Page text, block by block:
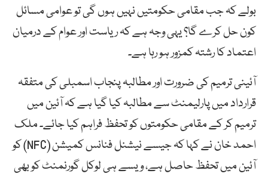
بولے کہ جب مقامی حکومتیں نہیں ہوں گی تو عوامی مسائل
کون حل کرے گا؟ یہی وجہ ہے کہ ریاست اور عوام کے درمیان
اعتماد کا رشتہ کمزور ہو رہا ہے۔
آئینی ترمیم کی ضرورت اور مطالبہ پنجاب اسمبلی کی متفقہ
قرارداد میں پارلیمنٹ سے مطالبہ کیا گیا ہے کہ آئین میں
ترمیم کر کے مقامی حکومتوں کو تحفظ فراہم کیا جائے۔ ملک
احمد خان نے کہا کہ جیسے نیشنل فنانس کمیشن (NFC) کو
آئین میں تحفظ حاصل ہے، ویسے ہی لوکل گورنمنٹ کو بھی